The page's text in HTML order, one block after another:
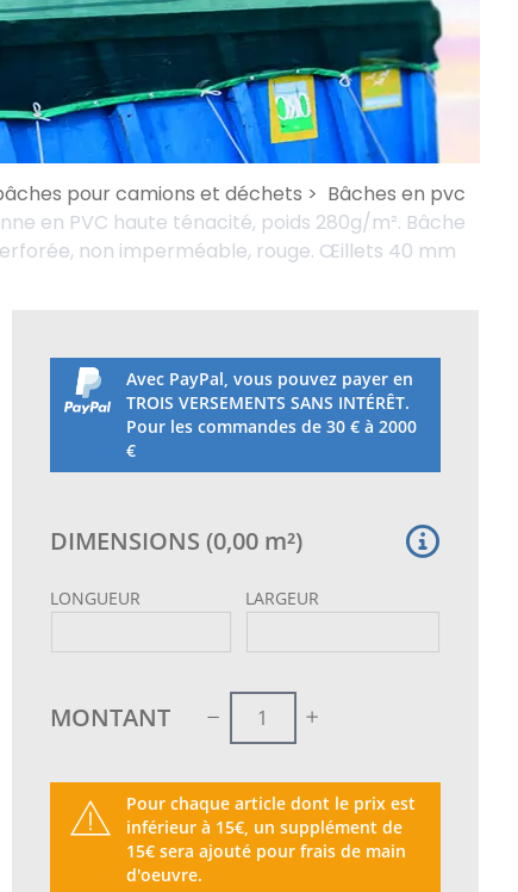
pour camions et déchets > Bâches en pvc
en PVC haute ténacité, poids 280g/m². Bâche
non imperméable, rouge. Œillets 40 mm
Avec PayPal, vous pouvez payer en
TROIS VERSEMENTS SANS INTÉRÊT.
Pour les commandes de 30 € à 2000
€
DIMENSIONS (0,00 m²)
LONGUEUR LARGEUR
MONTANT
Pour chaque article dont le prix est
inférieur à 15€, un supplément de
15€ sera ajouté pour frais de main
d'oeuvre.